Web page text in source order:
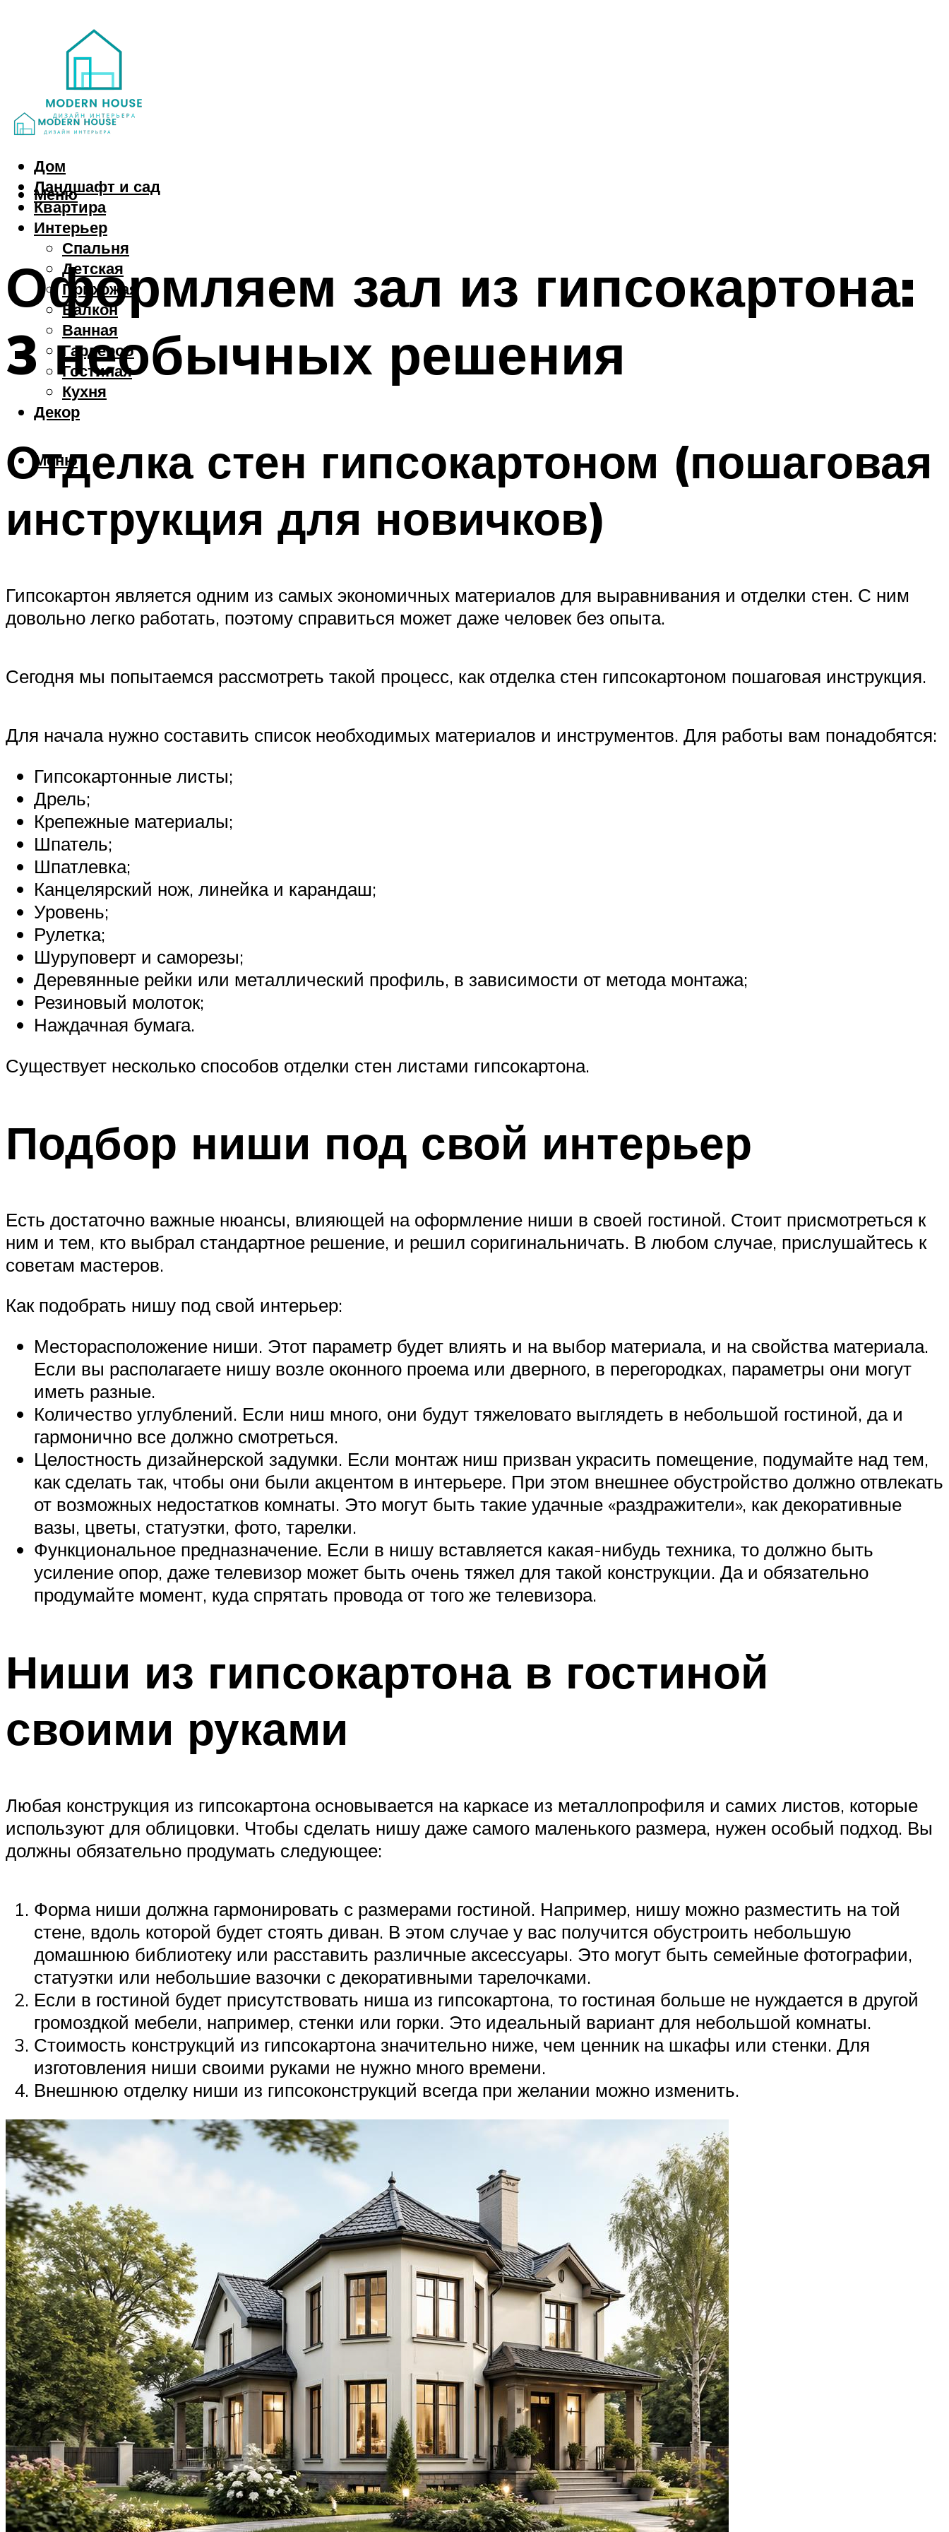
Дом
Ландшафт и сад
Квартира
Интерьер
Спальня
Детская
Прихожая
Балкон
Ванная
Гардероб
Гостиная
Кухня
Декор
Меню
Меню
Оформляем зал из гипсокартона:
3 необычных решения
Отделка стен гипсокартоном (пошаговая
инструкция для новичков)
Гипсокартон является одним из самых экономичных материалов для выравнивания и отделки стен. С ним
довольно легко работать, поэтому справиться может даже человек без опыта.
Сегодня мы попытаемся рассмотреть такой процесс, как отделка стен гипсокартоном пошаговая инструкция.
Для начала нужно составить список необходимых материалов и инструментов. Для работы вам понадобятся:
Гипсокартонные листы;
Дрель;
Крепежные материалы;
Шпатель;
Шпатлевка;
Канцелярский нож, линейка и карандаш;
Уровень;
Рулетка;
Шуруповерт и саморезы;
Деревянные рейки или металлический профиль, в зависимости от метода монтажа;
Резиновый молоток;
Наждачная бумага.
Существует несколько способов отделки стен листами гипсокартона.
Подбор ниши под свой интерьер
Есть достаточно важные нюансы, влияющей на оформление ниши в своей гостиной. Стоит присмотреться к
ним и тем, кто выбрал стандартное решение, и решил соригинальничать. В любом случае, прислушайтесь к
советам мастеров.
Как подобрать нишу под свой интерьер:
Месторасположение ниши. Этот параметр будет влиять и на выбор материала, и на свойства материала.
Если вы располагаете нишу возле оконного проема или дверного, в перегородках, параметры они могут
иметь разные.
Количество углублений. Если ниш много, они будут тяжеловато выглядеть в небольшой гостиной, да и
гармонично все должно смотреться.
Целостность дизайнерской задумки. Если монтаж ниш призван украсить помещение, подумайте над тем,
как сделать так, чтобы они были акцентом в интерьере. При этом внешнее обустройство должно отвлекать
от возможных недостатков комнаты. Это могут быть такие удачные «раздражители», как декоративные
вазы, цветы, статуэтки, фото, тарелки.
Функциональное предназначение. Если в нишу вставляется какая-нибудь техника, то должно быть
усиление опор, даже телевизор может быть очень тяжел для такой конструкции. Да и обязательно
продумайте момент, куда спрятать провода от того же телевизора.
Ниши из гипсокартона в гостиной
своими руками
Любая конструкция из гипсокартона основывается на каркасе из металлопрофиля и самих листов, которые
используют для облицовки. Чтобы сделать нишу даже самого маленького размера, нужен особый подход. Вы
должны обязательно продумать следующее:
Форма ниши должна гармонировать с размерами гостиной. Например, нишу можно разместить на той
стене, вдоль которой будет стоять диван. В этом случае у вас получится обустроить небольшую
домашнюю библиотеку или расставить различные аксессуары. Это могут быть семейные фотографии,
статуэтки или небольшие вазочки с декоративными тарелочками.
Если в гостиной будет присутствовать ниша из гипсокартона, то гостиная больше не нуждается в другой
громоздкой мебели, например, стенки или горки. Это идеальный вариант для небольшой комнаты.
Стоимость конструкций из гипсокартона значительно ниже, чем ценник на шкафы или стенки. Для
изготовления ниши своими руками не нужно много времени.
Внешнюю отделку ниши из гипсоконструкций всегда при желании можно изменить.